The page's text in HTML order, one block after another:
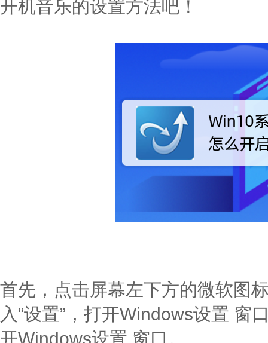
开机音乐的设置方法吧！
首先，点击屏幕左下方的微软图
入“设置”，打开Windows设置 窗
开Windows设置 窗口。